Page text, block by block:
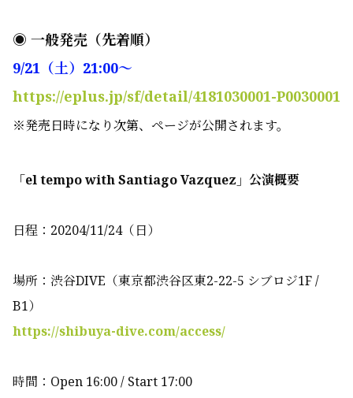
◉ 一般発売（先着順）
9/21（土）21:00〜
https://eplus.jp/sf/detail/4181030001-P0030001
※発売日時になり次第、ページが公開されます。
「el tempo with Santiago Vazquez」公演概要
日程：20204/11/24（日）
場所：渋谷DIVE（東京都渋谷区東2-22-5 シブロジ1F /
B1）
https://shibuya-dive.com/access/
時間：Open 16:00 / Start 17:00